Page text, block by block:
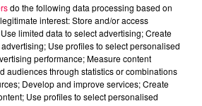
do the following data processing based on
interest: Store and/or access
limited data to select advertising; Create
Use profiles to select personalised
performance; Measure content
audiences through statistics or combinations
Develop and improve services; Create
Use profiles to select personalised